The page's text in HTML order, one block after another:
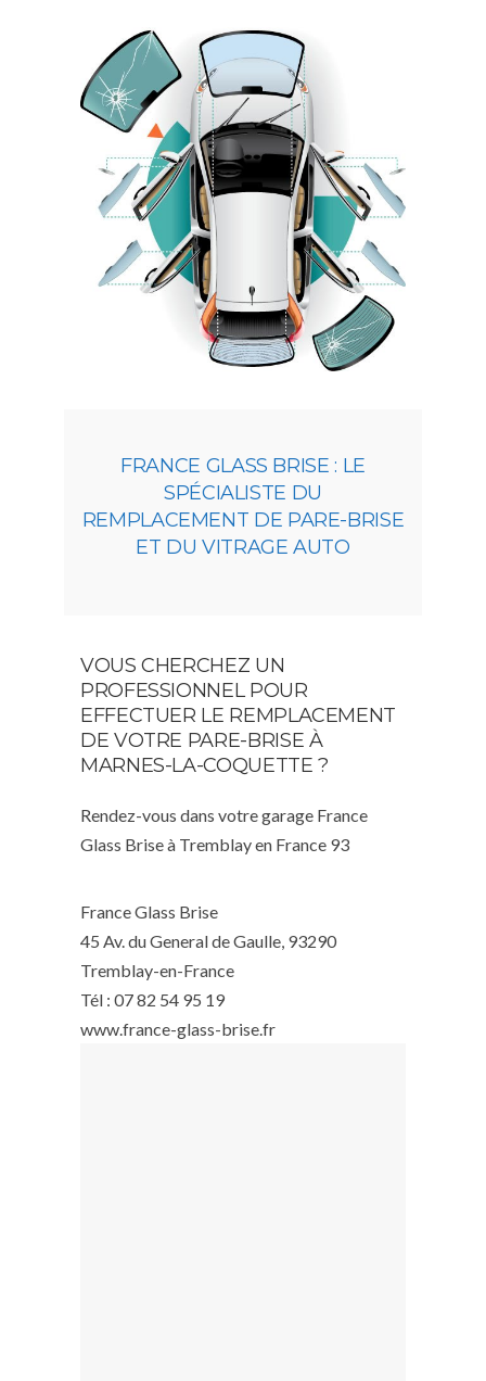
FRANCE GLASS BRISE : LE
SPÉCIALISTE DU
REMPLACEMENT DE PARE-BRISE
ET DU VITRAGE AUTO
VOUS CHERCHEZ UN
PROFESSIONNEL POUR
EFFECTUER LE REMPLACEMENT
DE VOTRE PARE-BRISE À
MARNES-LA-COQUETTE ?
Rendez-vous dans votre garage France
Glass Brise à Tremblay en France 93
France Glass Brise
45 Av. du General de Gaulle, 93290
Tremblay-en-France
Tél : 07 82 54 95 19
www.france-glass-brise.fr